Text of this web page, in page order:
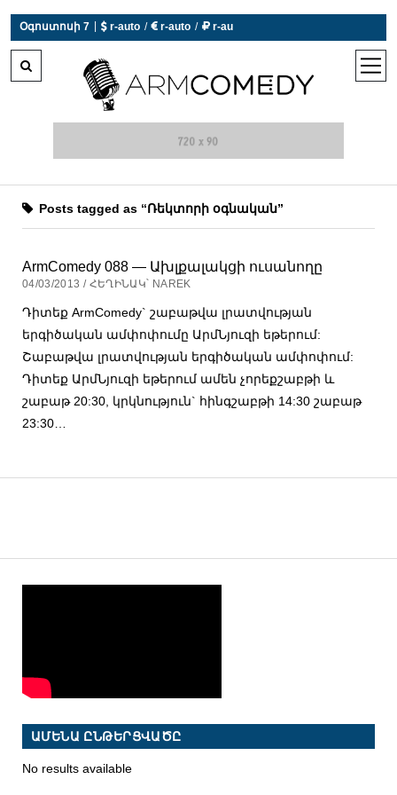
Օգոստոսի 7  r-auto /  r-auto /  r-au
open
Posts tagged as “Ռեկտորի օգնական”
ArmComedy 088 — Ախլքալակցի ուսանողը
04/03/2013 / ՀԵՂԻՆԱԿ՝ NAREK
Դիտեք ArmComedy` շաբաթվա լրատվության
երգիծական ամփոփումը ԱրմՆյուզի եթերում:
Շաբաթվա լրատվության երգիծական ամփոփում:
Դիտեք ԱրմՆյուզի եթերում ամեն չորեքշաբթի և
շաբաթ 20:30, կրկնություն` հինգշաբթի 14:30 շաբաթ
23:30…
ԱՄԵՆԱ ԸՆԹԵՐՑՎԱԾԸ
No results available